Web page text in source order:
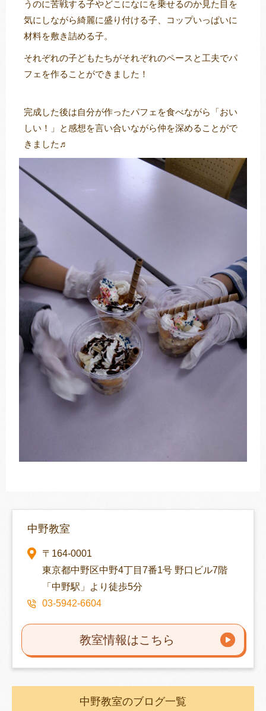
うのに苦戦する子やどこになにを乗せるのか見た目を
気にしながら綺麗に盛り付ける子、コップいっぱいに
材料を敷き詰める子。
それぞれの子どもたちがそれぞれのペースと工夫でパ
フェを作ることができました！
完成した後は自分が作ったパフェを食べながら「おい
しい！」と感想を言い合いながら仲を深めることがで
きました♬
中野教室
〒164-0001
東京都中野区中野4丁目7番1号 野口ビル7階
「中野駅」より徒歩5分
03-5942-6604
教室情報はこちら
中野教室のブログ一覧